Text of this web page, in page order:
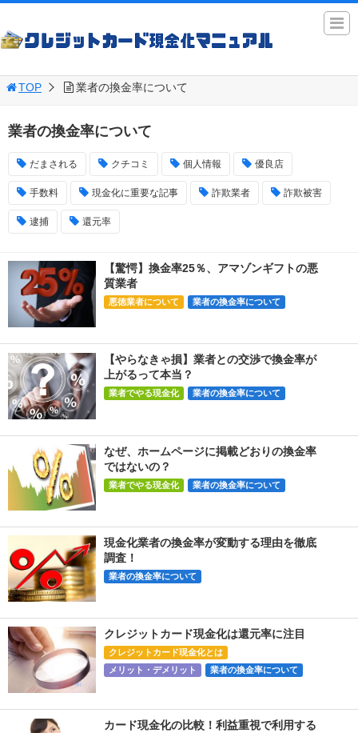
TOP 業者の換金率について
業者の換金率について
だまされる クチコミ 個人情報 優良店
手数料 現金化に重要な記事 詐欺業者 詐欺被害
逮捕 還元率
【驚愕】換金率25％、アマゾンギフトの悪
質業者
悪徳業者について 業者の換金率について
【やらなきゃ損】業者との交渉で換金率が
上がるって本当？
業者でやる現金化 業者の換金率について
なぜ、ホームページに掲載どおりの換金率
ではないの？
業者でやる現金化 業者の換金率について
現金化業者の換金率が変動する理由を徹底
調査！
業者の換金率について
クレジットカード現金化は還元率に注目
クレジットカード現金化とは
メリット・デメリット
業者の換金率について
カード現金化の比較！利益重視で利用する